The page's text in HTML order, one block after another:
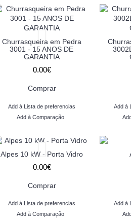
Churrasqueira em Pedra
3001 - 15 ANOS DE
GARANTIA
0.00€
Comprar
Add à Lista de preferencias
Add à Comparação
Add à
Alpes 10 kW - Porta Vidro
0.00€
Comprar
Add à Lista de preferencias
Add à Comparação
Add à